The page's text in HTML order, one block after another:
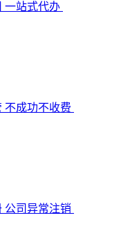
一站式代办
不成功不收费
公司异常注销